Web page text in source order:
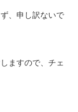
、申し訳ないで
ますので、チェ